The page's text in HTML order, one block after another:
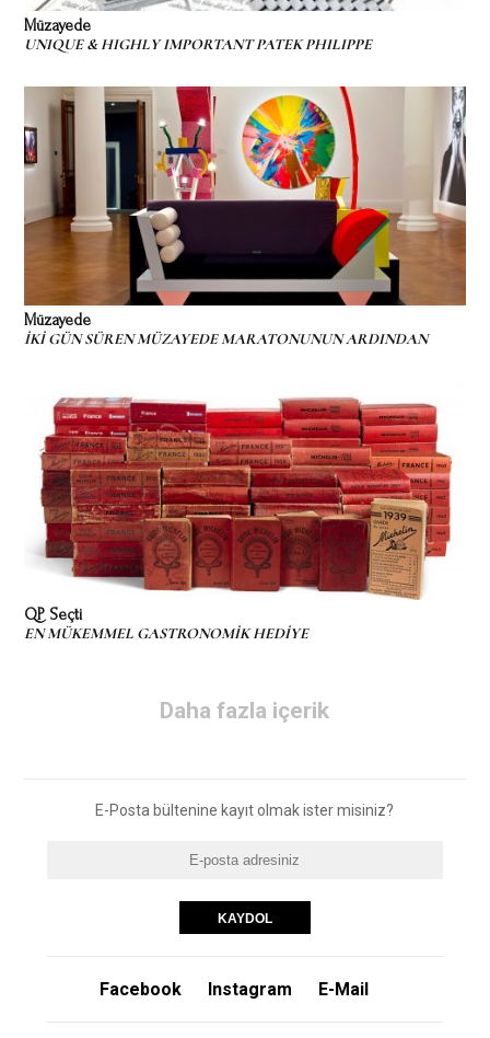
Müzayede
UNIQUE & HIGHLY IMPORTANT PATEK PHILIPPE
Müzayede
İKİ GÜN SÜREN MÜZAYEDE MARATONUNUN ARDINDAN
QP Seçti
EN MÜKEMMEL GASTRONOMİK HEDİYE
Daha fazla içerik
E-Posta bültenine kayıt olmak ister misiniz?
Facebook Instagram E-Mail